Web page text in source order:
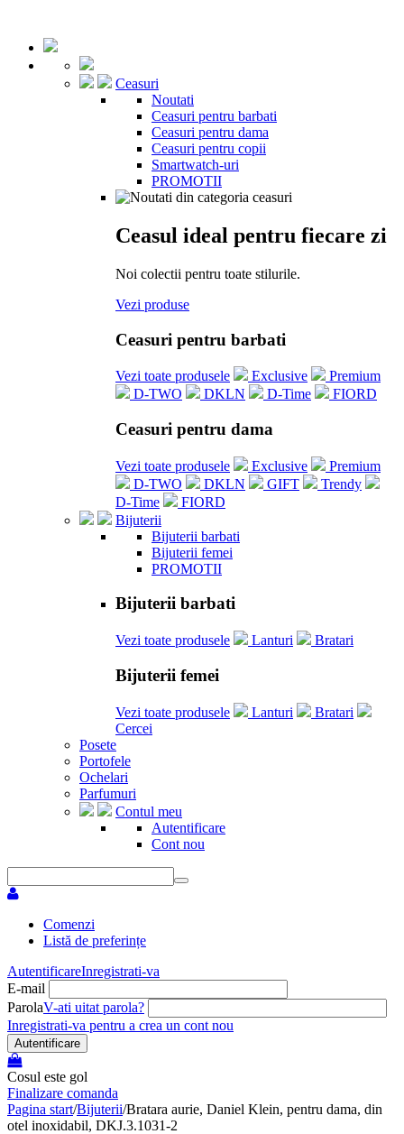
Ceasuri
Noutati
Ceasuri pentru barbati
Ceasuri pentru dama
Ceasuri pentru copii
Smartwatch-uri
PROMOTII
Ceasul ideal pentru fiecare zi
Noi colectii pentru toate stilurile.
Vezi produse
Ceasuri pentru barbati
Vezi toate produsele Exclusive
Premium
D-TWO
DKLN D-Time FIORD
Ceasuri pentru dama
Vezi toate produsele Exclusive
Premium
D-TWO
DKLN GIFT
Trendy
D-Time
FIORD
Bijuterii
Bijuterii barbati
Bijuterii femei
PROMOTII
Bijuterii barbati
Vezi toate produsele Lanturi Bratari
Bijuterii femei
Vezi toate produsele Lanturi
Bratari
Cercei
Posete
Portofele
Ochelari
Parfumuri
Contul meu
Autentificare
Cont nou
Comenzi
Listă de preferințe
AutentificareInregistrati-va
E-mail
ParolaV-ati uitat parola?
Inregistrati-va pentru a crea un cont nou
Autentificare
Cosul este gol
Finalizare comanda
Pagina start/Bijuterii/Bratara aurie, Daniel Klein, pentru dama, din
otel inoxidabil, DKJ.3.1031-2